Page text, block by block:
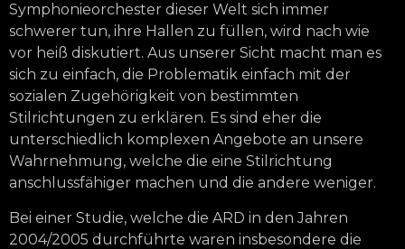
Symphonieorchester dieser Welt sich immer
schwerer tun, ihre Hallen zu füllen, wird nach wie
vor heiß diskutiert. Aus unserer Sicht macht man es
sich zu einfach, die Problematik einfach mit der
sozialen Zugehörigkeit von bestimmten
Stilrichtungen zu erklären. Es sind eher die
unterschiedlich komplexen Angebote an unsere
Wahrnehmung, welche die eine Stilrichtung
anschlussfähiger machen und die andere weniger.
Bei einer Studie, welche die ARD in den Jahren
2004/2005 durchführte waren insbesondere die